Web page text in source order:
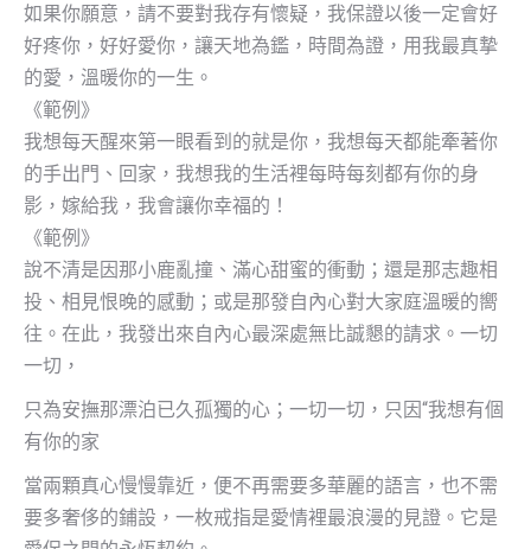
如果你願意，請不要對我存有懷疑，我保證以後一定會好
好疼你，好好愛你，讓天地為鑑，時間為證，用我最真摯
的愛，溫暖你的一生。
《範例》
我想每天醒來第一眼看到的就是你，我想每天都能牽著你
的手出門、回家，我想我的生活裡每時每刻都有你的身
影，嫁給我，我會讓你幸福的！
《範例》
說不清是因那小鹿亂撞、滿心甜蜜的衝動；還是那志趣相
投、相見恨晚的感動；或是那發自內心對大家庭溫暖的嚮
往。在此，我發出來自內心最深處無比誠懇的請求。一切
一切，
只為安撫那漂泊已久孤獨的心；一切一切，只因“我想有個
有你的家
當兩顆真心慢慢靠近，便不再需要多華麗的語言，也不需
要多奢侈的鋪設，一枚戒指是愛情裡最浪漫的見證。它是